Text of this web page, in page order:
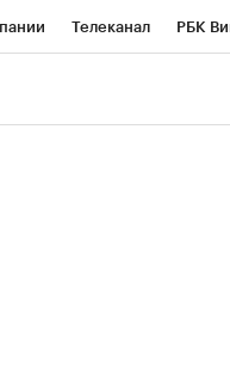
Телеканал РБК